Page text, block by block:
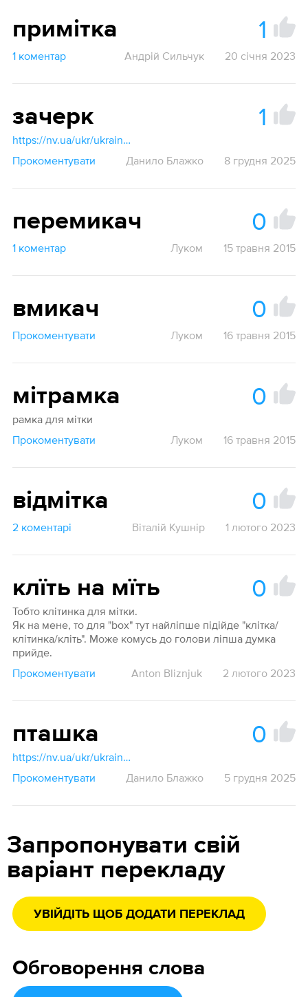
примітка 1
1 коментар Андрій Сильчук 20 січня 2023
зачерк 1
https://nv.ua/ukr/ukraine/events/yak-ukrajinskoyu-bude-galochka-pravilniy-pereklad-i-yak-skazati-postaviti-galochku-50503196.html
Прокоментувати
Данило Блажко 8 грудня 2025
перемикач 0
1 коментар Луком 15 травня 2015
вмикач 0
Прокоментувати Луком 16 травня 2015
мітрамка 0
рамка для мітки
Прокоментувати
Луком 16 травня 2015
відмітка 0
2 коментарі Віталій Кушнір 1 лютого 2023
клїть на мїть 0
Тобто клітинка для мітки.
Як на мене, то для "box" тут найліпше підійде "клітка/
клітинка/кліть". Може комусь до голови ліпша думка
прийде.
Прокоментувати
Anton Bliznjuk 2 лютого 2023
пташка 0
https://nv.ua/ukr/ukraine/events/yak-ukrajinskoyu-bude-galochka-pravilniy-pereklad-i-yak-skazati-postaviti-galochku-50503196.html
Прокоментувати
Данило Блажко 5 грудня 2025
Запропонувати свій
варіант перекладу
УВІЙДІТЬ ЩОБ ДОДАТИ ПЕРЕКЛАД
Обговорення слова